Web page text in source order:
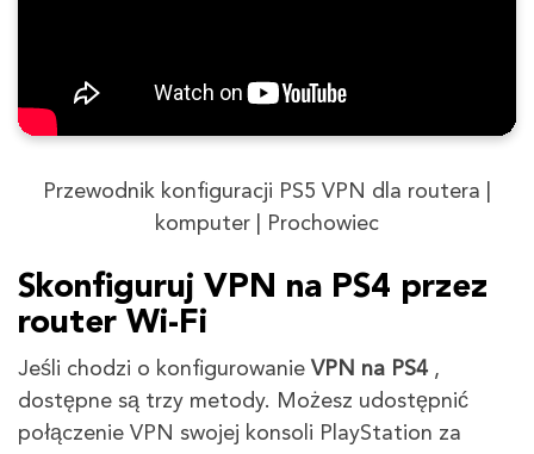
Przewodnik konfiguracji PS5 VPN dla routera |
komputer | Prochowiec
Skonfiguruj VPN na PS4 przez
router Wi-Fi
Jeśli chodzi o konfigurowanie VPN na PS4 ,
dostępne są trzy metody. Możesz udostępnić
połączenie VPN swojej konsoli PlayStation za